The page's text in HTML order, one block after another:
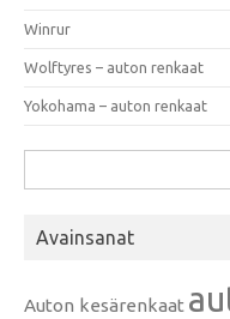
Winrur
Wolftyres – auton renkaat
Yokohama – auton renkaat
Avainsanat
Auton kesärenkaat